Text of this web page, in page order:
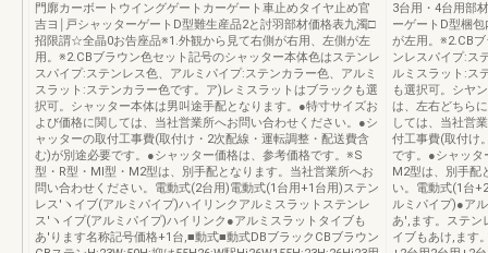
門廓カーボートウイングゲートカーゲート車止めタイヤ止め官
吉ヨ￨戸シャッターゲートD型難生産品2と討羽部材価格表九濁□
招限謂☆全晶0お告座品※1.外観から見て右側が右用、左側が左
用。※2.CBブラウン色セット記号のシャッター本体色はステンレ
スパイプ:ステンレス色、アルミパイプ:ステンカラー色、アルミ
スラット:ステンカラー色です。ア)レミスラットはブラックも選
択可。シャッター本体は男叫途手配となります。●特寸サイズお
よび価格に関しては、当社営業所へお問い合わせください。●シ
ャッターの取付工事費(取付け・2次配線・運転調整・配送費含
む)が別途必要です。●シャッター価格は、参考価格です。※S
型・R型・Ml型・M2型は、別手配となります。当社営業所へお
問い合わせください。電動式(2台用)電動式(1台用+1台用)ステン
レス′ヽイブ(アルミパイプ)ハイリンクアルミスラットステンレ
ス′ヽイプ(アルミパイプ)ハイリンク●アルミスラットタイブも
あ'ります名称記号価格+1台,■動式■動式DBブラックCBブラウン
3台用・4台用部
ーゲートD型梱
が左用。※2.CB
ンレスパイプ:ス
ルミスラット:ス
も選択可。シヤ
は、左右どちら
しては、当社営
付工事費(取付け
です。●シャッタ
M2型は、別手配
い。電動式(1台
ルミパイプ)●ア
あ',ます。ステン
イブもあけ,ます